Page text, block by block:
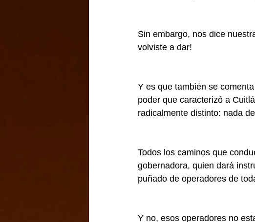
Sin embargo, nos dice
volviste a dar!
Y es que también se
poder que caracterizó a
radicalmente distinto: nada
Todos los caminos que
gobernadora, quien dará
puñado de operadores de
Y no, esos operadores no